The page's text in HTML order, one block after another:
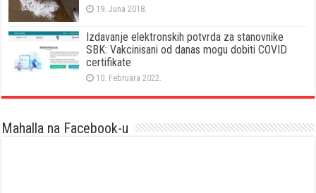
19. Juna 2018.
Izdavanje elektronskih potvrda za stanovnike
SBK: Vakcinisani od danas mogu dobiti COVID
certifikate
10. Februara 2022.
Mahalla na Facebook-u